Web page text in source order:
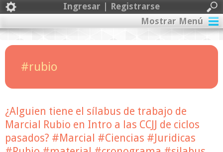
Ingresar | Registrarse
Mostrar Menú
#rubio
¿Alguien tiene el sílabus de trabajo de
Marcial Rubio en Intro a las CCJJ de ciclos
pasados? #Marcial #Ciencias #Juridicas